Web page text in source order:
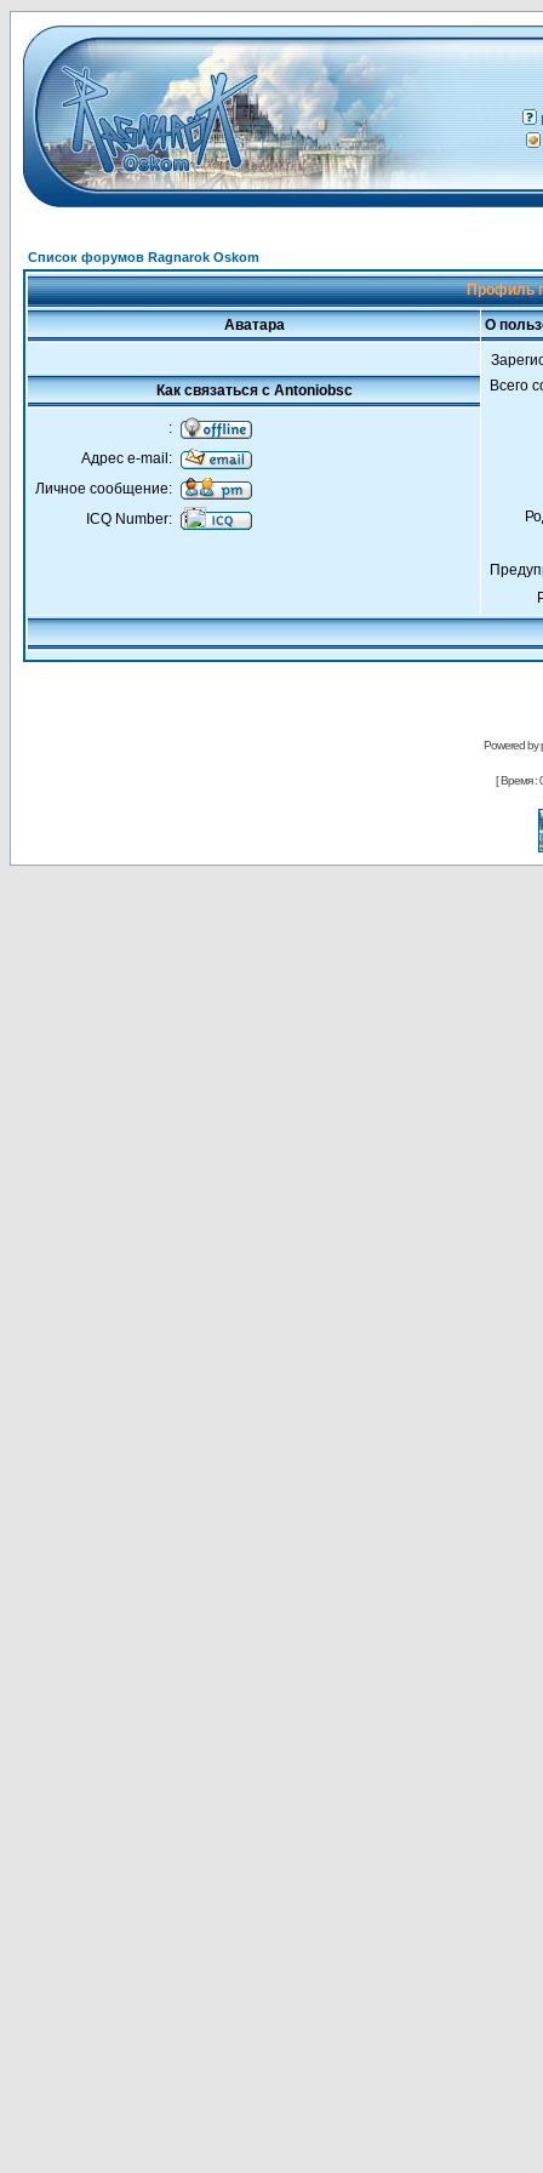
Список форумов Ragnarok Oskom
Профиль
Аватара О
Всего
Как связаться с Antoniobsc
:
Адрес e-mail:
Личное сообщение:
ICQ Number:
Powered by
[ Время :